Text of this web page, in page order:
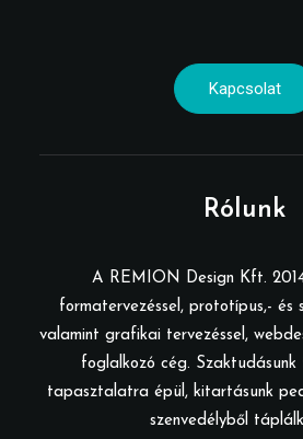
Kapcsolat
Rólunk
A REMION Design Kft.
formatervezéssel, prototípus,- és
valamint grafikai tervezéssel,
foglalkozó cég.
tapasztalatra épül, kitartásunk
szenvedélyből